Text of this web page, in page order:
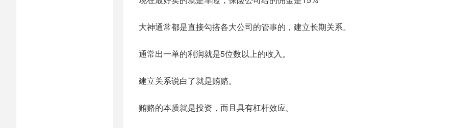
大神通常都是直接勾搭各大公司的管事的，建立长期关系。
通常出一单的利润就是5位数以上的收入。
建立关系说白了就是贿赂。
贿赂的本质就是投资，而且具有杠杆效应。